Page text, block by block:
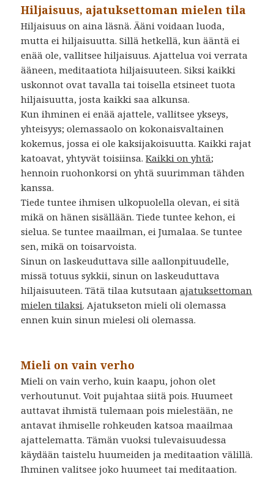
Hiljaisuus, ajatuksettoman mielen tila
Hiljaisuus on aina läsnä. Ääni voidaan luoda,
mutta ei hiljaisuutta. Sillä hetkellä, kun ääntä ei
enää ole, vallitsee hiljaisuus. Ajattelua voi verrata
ääneen, meditaatiota hiljaisuuteen. Siksi kaikki
uskonnot ovat tavalla tai toisella etsineet tuota
hiljaisuutta, josta kaikki saa alkunsa.
Kun ihminen ei enää ajattele, vallitsee ykseys,
yhteisyys; olemassaolo on kokonaisvaltainen
kokemus, jossa ei ole kaksijakoisuutta. Kaikki rajat
katoavat, yhtyvät toisiinsa.Kaikki on yhtä;
hennoin ruohonkorsi on yhtä suurimman tähden
kanssa.
Tiede tuntee ihmisen ulkopuolella olevan, ei sitä
mikä on hänen sisällään. Tiede tuntee kehon, ei
sielua. Se tuntee maailman, ei Jumalaa. Se tuntee
sen, mikä on toisarvoista.
Sinun on laskeuduttava sille aallonpituudelle,
missä totuus sykkii, sinun on laskeuduttava
hiljaisuuteen. Tätä tilaa kutsutaanajatuksettoman
mielen tilaksi. Ajatukseton mieli oli olemassa
ennen kuin sinun mielesi oli olemassa.
Mieli on vain verho
Mieli on vain verho, kuin kaapu, johon olet
verhoutunut. Voit pujahtaa siitä pois. Huumeet
auttavat ihmistä tulemaan pois mielestään, ne
antavat ihmiselle rohkeuden katsoa maailmaa
ajattelematta. Tämän vuoksi tulevaisuudessa
käydään taistelu huumeiden ja meditaation välillä.
Ihminen valitsee joko huumeet tai meditaation.